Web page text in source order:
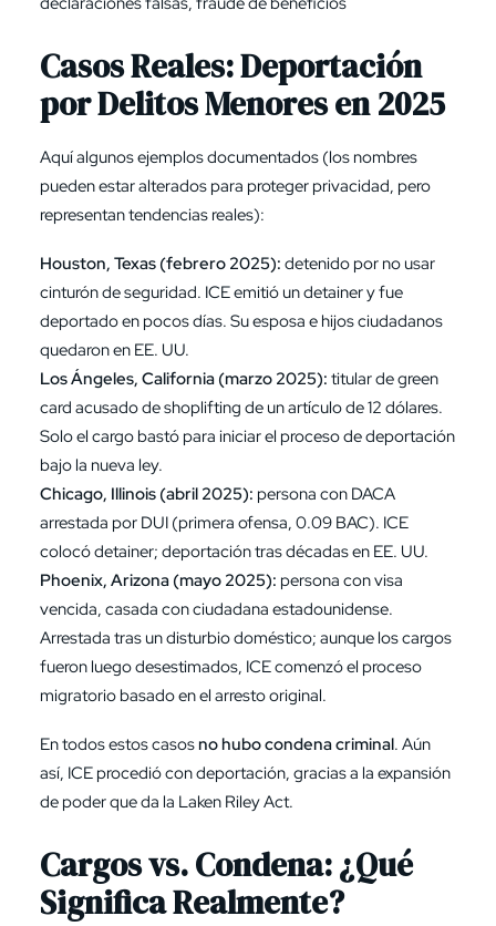
Casos Reales: Deportación
por Delitos Menores en 2025
Aquí algunos ejemplos documentados (los nombres
pueden estar alterados para proteger privacidad, pero
representan tendencias reales):
Houston, Texas (febrero 2025): detenido por no usar
cinturón de seguridad. ICE emitió un detainer y fue
deportado en pocos días. Su esposa e hijos ciudadanos
quedaron en EE. UU.
Los Ángeles, California (marzo 2025): titular de green
card acusado de shoplifting de un artículo de 12 dólares.
Solo el cargo bastó para iniciar el proceso de deportación
bajo la nueva ley.
Chicago, Illinois (abril 2025): persona con DACA
arrestada por DUI (primera ofensa, 0.09 BAC). ICE
colocó detainer; deportación tras décadas en EE. UU.
Phoenix, Arizona (mayo 2025): persona con visa
vencida, casada con ciudadana estadounidense.
Arrestada tras un disturbio doméstico; aunque los cargos
fueron luego desestimados, ICE comenzó el proceso
migratorio basado en el arresto original.
En todos estos casosno hubo condena criminal. Aún
así, ICE procedió con deportación, gracias a la expansión
de poder que da la Laken Riley Act.
Cargos vs. Condena: ¿Qué
Significa Realmente?